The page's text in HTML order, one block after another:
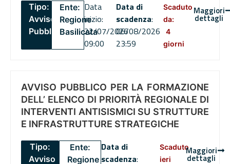
Tipo:
Avviso
Pubblico
Ente:
Regione
Basilicata
Data
inizio:
22/07/2026
09:00
Data di
scadenza:
06/08/2026
23:59
Scaduto
da:
4
giorni
Maggiori
dettagli
AVVISO PUBBLICO PER LA FORMAZIONE
DELL’ ELENCO DI PRIORITÀ REGIONALE DI
INTERVENTI ANTISISMICI SU STRUTTURE
E INFRASTRUTTURE STRATEGICHE
Tipo:
Avviso
Ente:
Regione
Data di
scadenza:
Scaduto
ieri
Maggiori
dettagli